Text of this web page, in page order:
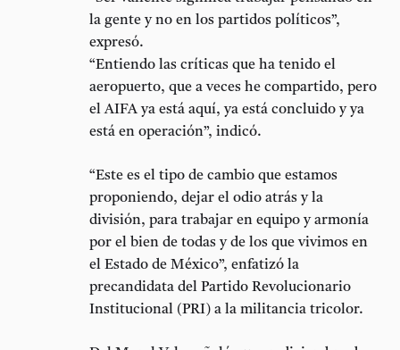
la gente y no en los partidos políticos”,
expresó.
“Entiendo las críticas que ha tenido el
aeropuerto, que a veces he compartido, pero
el AIFA ya está aquí, ya está concluido y ya
está en operación”, indicó.
“Este es el tipo de cambio que estamos
proponiendo, dejar el odio atrás y la
división, para trabajar en equipo y armonía
por el bien de todas y de los que vivimos en
el Estado de México”, enfatizó la
precandidata del Partido Revolucionario
Institucional (PRI) a la militancia tricolor.